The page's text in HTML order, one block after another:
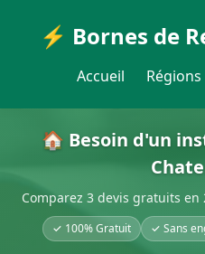
⚡ Bornes de
Accueil Régions
🏠 Besoin d'un
Comparez 3 devis gratuits
✓ 100% Gratuit ✓ Sans